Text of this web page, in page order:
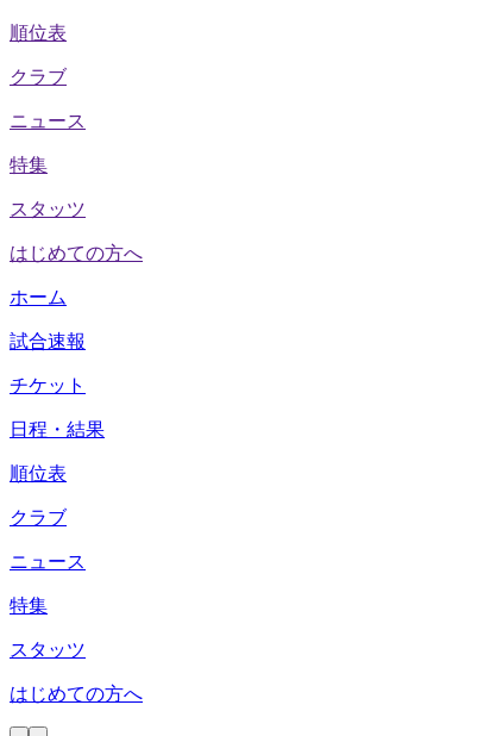
順位表
クラブ
ニュース
特集
スタッツ
はじめての方へ
ホーム
試合速報
チケット
日程・結果
順位表
クラブ
ニュース
特集
スタッツ
はじめての方へ